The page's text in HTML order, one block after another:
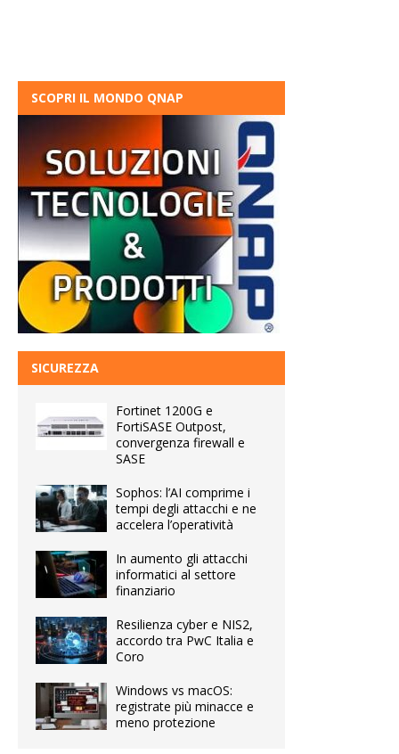
SCOPRI IL MONDO QNAP
SICUREZZA
Fortinet 1200G e
FortiSASE Outpost,
convergenza firewall e
SASE
Sophos: l’AI comprime i
tempi degli attacchi e ne
accelera l’operatività
In aumento gli attacchi
informatici al settore
finanziario
Resilienza cyber e NIS2,
accordo tra PwC Italia e
Coro
Windows vs macOS:
registrate più minacce e
meno protezione